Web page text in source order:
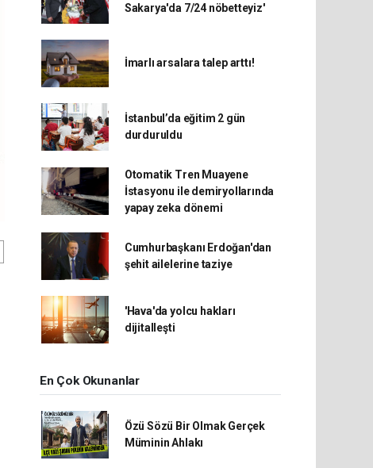
Sakarya'da 7/24 nöbetteyiz'
İmarlı arsalara talep arttı!
İstanbul’da eğitim 2 gün
durduruldu
Otomatik Tren Muayene
İstasyonu ile demiryollarında
yapay zeka dönemi
Cumhurbaşkanı Erdoğan'dan
şehit ailelerine taziye
'Hava'da yolcu hakları
dijitalleşti
En Çok Okunanlar
Özü Sözü Bir Olmak Gerçek
Müminin Ahlakı